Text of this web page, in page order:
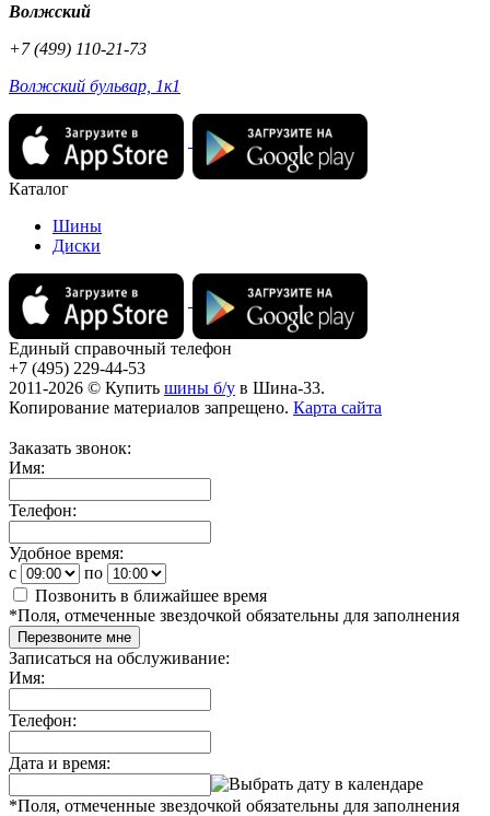
Волжский
+7 (499) 110-21-73
Волжский бульвар, 1к1
Каталог
Шины
Диски
Единый справочный телефон
+7 (495) 229-44-53
2011-2026 © Купить шины б/у в Шина-33.
Копирование материалов запрещено. Карта сайта
Заказать звонок:
Имя:
Телефон:
Удобное время:
c
по
Позвонить в ближайшее время
*Поля, отмеченные звездочкой обязательны для заполнения
Перезвоните мне
Записаться на обслуживание:
Имя:
Телефон:
Дата и время:
*Поля, отмеченные звездочкой обязательны для заполнения